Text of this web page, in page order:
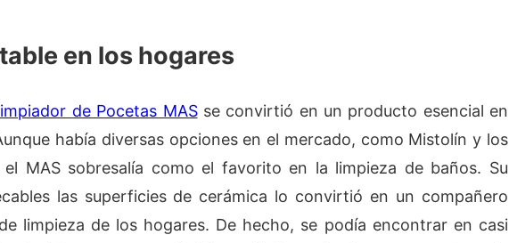
en los hogares
de Pocetas MASse convirtió en un producto esencial en
había diversas opciones en el mercado, como Mistolín y los
MAS sobresalía como el favorito en la limpieza de baños. Su
las superficies de cerámica lo convirtió en un compañero
limpieza de los hogares. De hecho, se podía encontrar en casi